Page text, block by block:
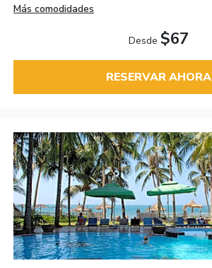
Más comodidades
Desde $67
RESERVAR AHORA